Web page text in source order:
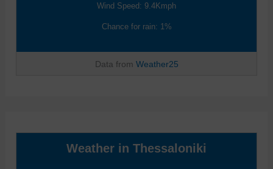
Wind Speed: 9.4Kmph
Chance for rain: 1%
Data from Weather25
Weather in Thessaloniki